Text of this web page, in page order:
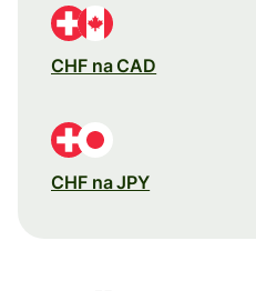
CHF na CAD
CHF na JPY